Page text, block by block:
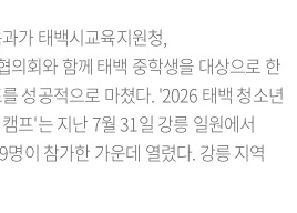
가 태백시교육지원청,
의회와 함께 태백 중학생을 대상으로 한
성공적으로 마쳤다. '2026 태백 청소년
프'는 지난 7월 31일 강릉 일원에서
명이 참가한 가운데 열렸다. 강릉 지역